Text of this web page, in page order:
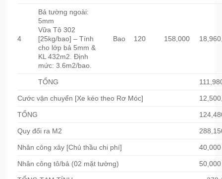
4
Bả tường ngoài:
5mm
Vữa Tô 302
[25kg/bao] – Tính
cho lớp bả 5mm &
KL 432m2. Định
mức: 3.6m2/bao.
Bao 120 158,000
TỔNG
Cước vận chuyển [Xe kéo theo Rơ Móc]
TỔNG
Quy đổi ra M2
Nhân công xây [Chủ thầu chi phí] 40,000
Nhân công tô/bả (02 mặt tường) 50,000